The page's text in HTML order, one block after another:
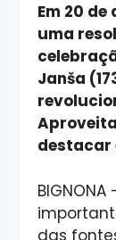
Em 20
uma
Janša
destacar
das